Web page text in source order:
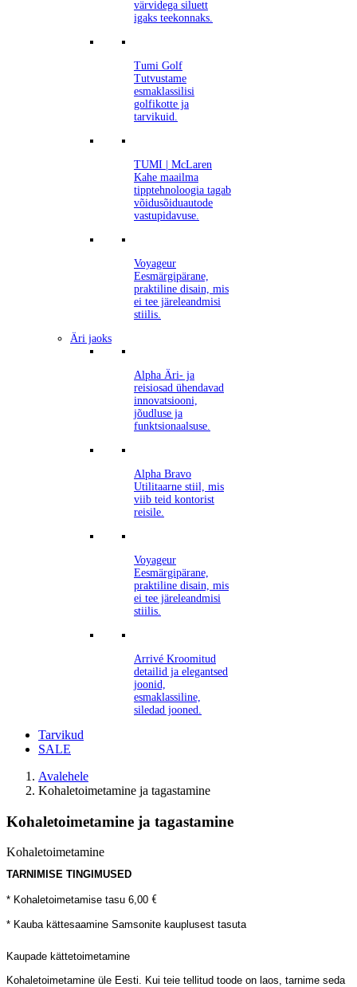
värvidega siluett
igaks teekonnaks.
Tumi Golf
Tutvustame
esmaklassilisi
golfikotte ja
tarvikuid.
TUMI | McLaren
Kahe maailma
tipptehnoloogia tagab
võidusõiduautode
vastupidavuse.
Voyageur
Eesmärgipärane,
praktiline disain, mis
ei tee järeleandmisi
stiilis.
Äri jaoks
Alpha Äri- ja
reisiosad ühendavad
innovatsiooni,
jõudluse ja
funktsionaalsuse.
Alpha Bravo
Utilitaarne stiil, mis
viib teid kontorist
reisile.
Voyageur
Eesmärgipärane,
praktiline disain, mis
ei tee järeleandmisi
stiilis.
Arrivé Kroomitud
detailid ja elegantsed
joonid,
esmaklassiline,
siledad jooned.
Tarvikud
SALE
Avalehele
Kohaletoimetamine ja tagastamine
Kohaletoimetamine ja tagastamine
Kohaletoimetamine
TARNIMISE TINGIMUSED
* Kohaletoimetamise tasu 6,00 €
* Kauba kättesaamine Samsonite kauplusest tasuta
Kaupade kättetoimetamine
Kohaletoimetamine üle Eesti. Kui teie tellitud toode on laos, tarnime seda